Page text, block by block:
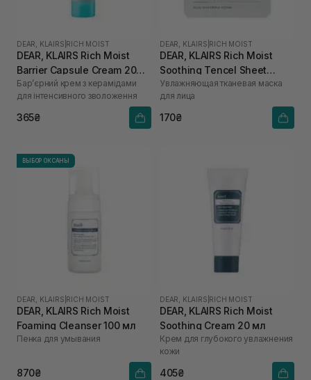
DEAR, KLAIRS RICH MOIST
DEAR, KLAIRS Rich Moist
Barrier Capsule Cream 20
мл
Бар’єрний крем з керамідами
для інтенсивного зволоження
365₴
DEAR, KLAIRS RICH MOIST
DEAR, KLAIRS Rich Moist
Soothing Tencel Sheet
Mask 1 шт
Увлажняющая тканевая маска
для лица
170₴
ВЫБОР ОКСАНЫ
DEAR, KLAIRS RICH MOIST
DEAR, KLAIRS Rich Moist
Foaming Cleanser 100 мл
Пенка для умывания
870₴
DEAR, KLAIRS RICH MOIST
DEAR, KLAIRS Rich Moist
Soothing Cream 20 мл
Крем для глубокого увлажнения
кожи
405₴